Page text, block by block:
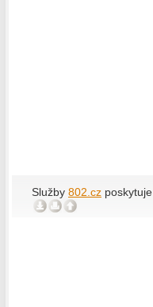
Služby 802.cz poskytuje